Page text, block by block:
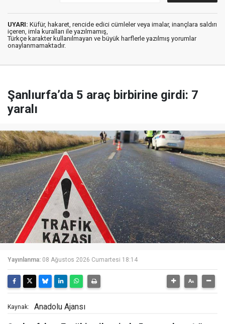
UYARI: Küfür, hakaret, rencide edici cümleler veya imalar, inançlara saldırı
içeren, imla kuralları ile yazılmamış,
Türkçe karakter kullanılmayan ve büyük harflerle yazılmış yorumlar
onaylanmamaktadır.
Şanlıurfa’da 5 araç birbirine girdi: 7
yaralı
Yayınlanma: 08 Ağustos 2026 Cumartesi 18:14
Kaynak: Anadolu Ajansı